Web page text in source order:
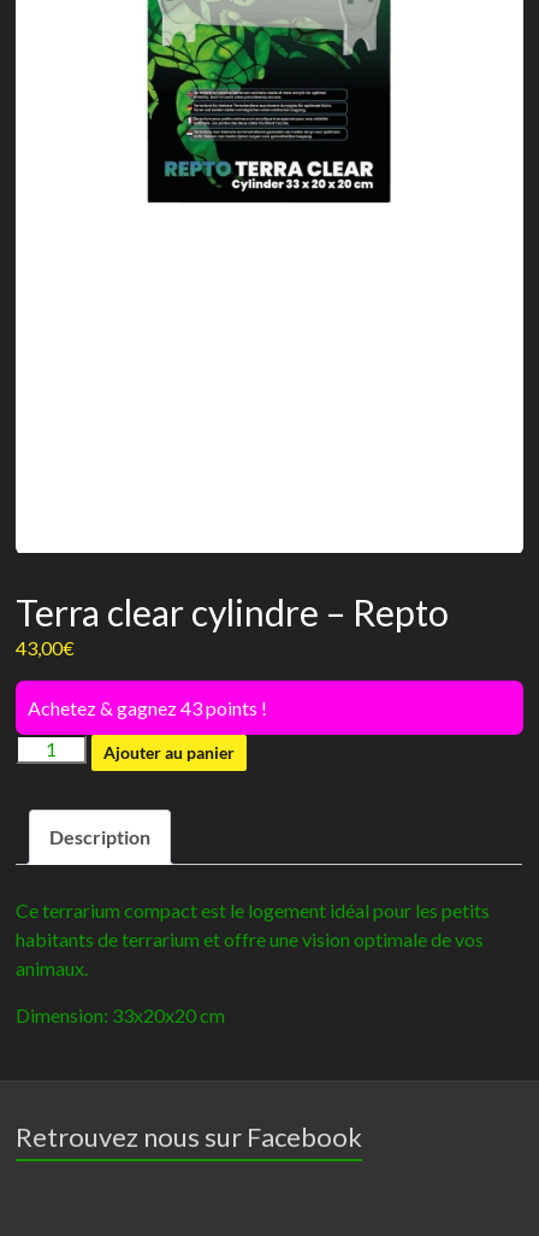
Terra clear cylindre – Repto
43,00€
Achetez & gagnez 43 points !
quantité
Terra
cylindre
Repto
Ajouter au panier
Description
Ce terrarium compact est le logement idéal pour les petits
habitants de terrarium et offre une vision optimale de vos
animaux.
Dimension: 33x20x20 cm
Retrouvez nous sur Facebook